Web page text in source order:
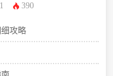
390
攻略